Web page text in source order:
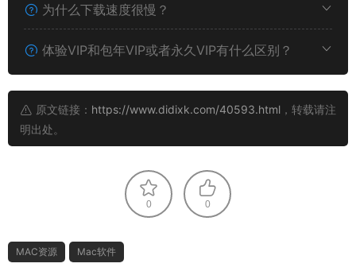
为什么下载速度很慢？
体验VIP和包年VIP或者永久VIP有什么区别？
原文链接： https://www.didixk.com/40593.html ，转载请注
明出处。
0 0
MAC资源 Mac软件